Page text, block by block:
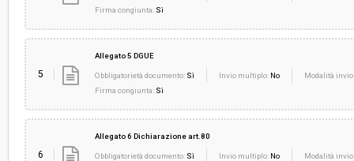
Firma congiunta: Sì
5
Allegato 5 DGUE
Obbligatorietà documento: Sì Invio multiplo: No
Modalità
Firma congiunta: Sì
6
Allegato 6 Dichiarazione art.80
Obbligatorietà documento: Sì Invio multiplo: No
Modalità